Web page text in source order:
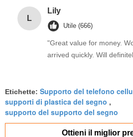
L
Lily
Utile (666)
"Great value for money.
arrived quickly. Will
Etichette: Supporto del telefono
supporti di plastica del segno ,
supporto del supporto del segno
Ottieni il miglior